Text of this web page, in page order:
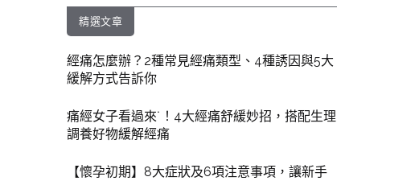
精選文章
經痛怎麼辦？2種常見經痛類型、4種誘因與5大
緩解方式告訴你
痛經女子看過來˙！4大經痛舒緩妙招，搭配生理
調養好物緩解經痛
【懷孕初期】8大症狀及6項注意事項，讓新手